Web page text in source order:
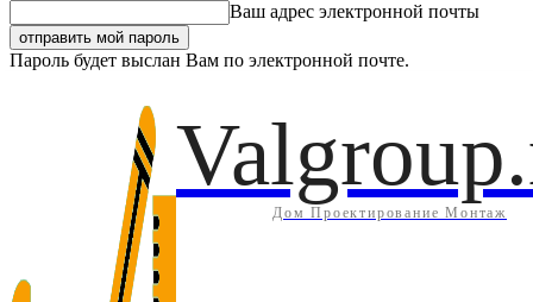
Ваш адрес электронной почты
Пароль будет выслан Вам по электронной почте.
Дом Проектирование Монтаж